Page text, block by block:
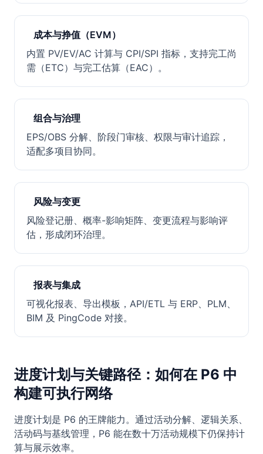
成本与挣值（EVM）
内置 PV/EV/AC 计算与 CPI/SPI 指标，支持完工尚
需（ETC）与完工估算（EAC）。
组合与治理
EPS/OBS 分解、阶段门审核、权限与审计追踪，
适配多项目协同。
风险与变更
风险登记册、概率-影响矩阵、变更流程与影响评
估，形成闭环治理。
报表与集成
可视化报表、导出模板，API/ETL 与 ERP、PLM、
BIM 及 PingCode 对接。
进度计划与关键路径：如何在 P6 中
构建可执行网络
进度计划是 P6 的王牌能力。通过活动分解、逻辑关系、
活动码与基线管理，P6 能在数十万活动规模下仍保持计
算与展示效率。